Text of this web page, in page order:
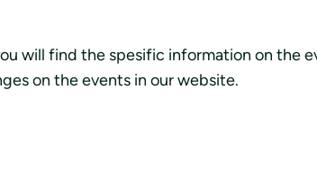
will find the spesific information on the
on the events in our website.